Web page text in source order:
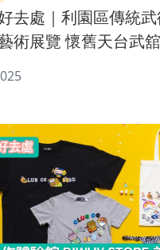
去處｜利園區傳統
術展覽 懷舊天台武